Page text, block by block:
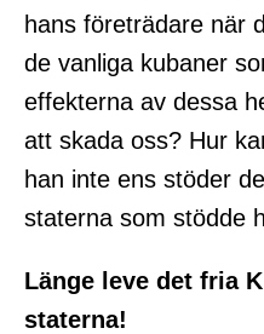
hans företrädare när
de vanliga kubaner
effekterna av dessa
att skada oss? Hur
han inte ens stöder
staterna som stödde
Länge leve det fria
staterna!